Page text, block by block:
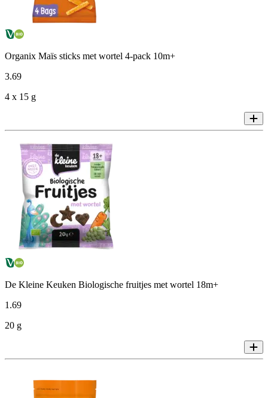
Organix Maïs sticks met wortel 4-pack 10m+
3.69
4 x 15 g
De Kleine Keuken Biologische fruitjes met wortel 18m+
1.69
20 g